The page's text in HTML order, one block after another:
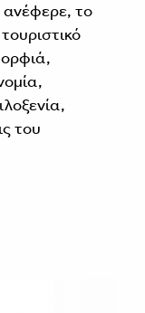
ανέφερε, το
του